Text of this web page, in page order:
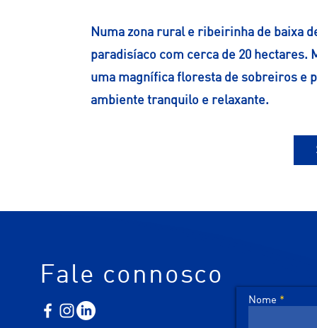
Numa zona rural e ribeirinha de baixa
paradisíaco com cerca de 20 hectares.
uma magnífica floresta de sobreiros e
ambiente tranquilo e relaxante.
Fale connosco
Nome